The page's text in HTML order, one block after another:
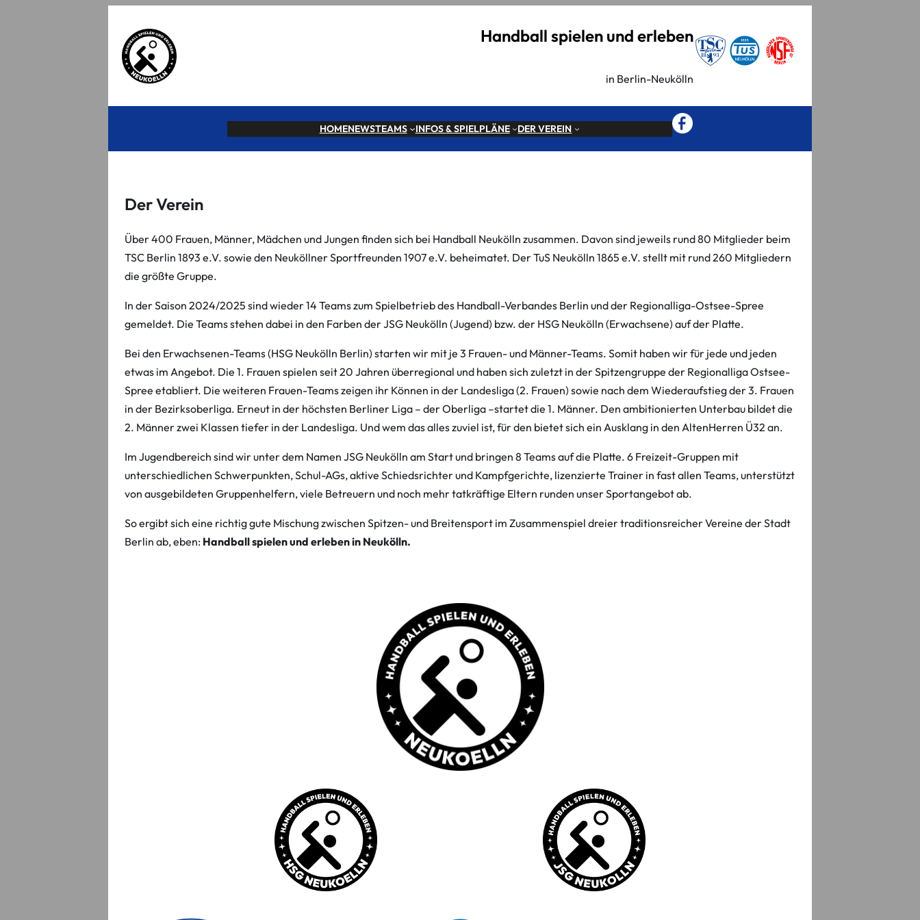
Handball spielen und erleben
in Berlin-Neukölln
HOMENEWSTEAMS INFOS & SPIELPLÄNE DER VEREIN
Der Verein
Über 400 Frauen, Männer, Mädchen und Jungen finden sich bei Handball Neukölln zusammen. Davon sind jeweils rund 80 Mitglieder beim
TSC Berlin 1893 e.V. sowie den Neuköllner Sportfreunden 1907 e.V. beheimatet. Der TuS Neukölln 1865 e.V. stellt mit rund 260 Mitgliedern
die größte Gruppe.
In der Saison 2024/2025 sind wieder 14 Teams zum Spielbetrieb des Handball-Verbandes Berlin und der Regionalliga-Ostsee-Spree
gemeldet. Die Teams stehen dabei in den Farben der JSG Neukölln (Jugend) bzw. der HSG Neukölln (Erwachsene) auf der Platte.
Bei den Erwachsenen-Teams (HSG Neukölln Berlin) starten wir mit je 3 Frauen- und Männer-Teams. Somit haben wir für jede und jeden
etwas im Angebot. Die 1. Frauen spielen seit 20 Jahren überregional und haben sich zuletzt in der Spitzengruppe der Regionalliga Ostsee-
Spree etabliert. Die weiteren Frauen-Teams zeigen ihr Können in der Landesliga (2. Frauen) sowie nach dem Wiederaufstieg der 3. Frauen
in der Bezirksoberliga. Erneut in der höchsten Berliner Liga – der Oberliga –startet die 1. Männer. Den ambitionierten Unterbau bildet die
2. Männer zwei Klassen tiefer in der Landesliga. Und wem das alles zuviel ist, für den bietet sich ein Ausklang in den AltenHerren Ü32 an.
Im Jugendbereich sind wir unter dem Namen JSG Neukölln am Start und bringen 8 Teams auf die Platte. 6 Freizeit-Gruppen mit
unterschiedlichen Schwerpunkten, Schul-AGs, aktive Schiedsrichter und Kampfgerichte, lizenzierte Trainer in fast allen Teams, unterstützt
von ausgebildeten Gruppenhelfern, viele Betreuern und noch mehr tatkräftige Eltern runden unser Sportangebot ab.
So ergibt sich eine richtig gute Mischung zwischen Spitzen- und Breitensport im Zusammenspiel dreier traditionsreicher Vereine der Stadt
Berlin ab, eben: Handball spielen und erleben in Neukölln.